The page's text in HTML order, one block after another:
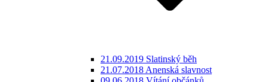
21.09.2019 Slatinský běh
21.07.2018 Anenská slavnost